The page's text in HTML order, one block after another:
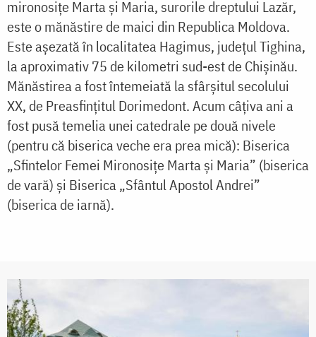
mironosițe Marta și Maria, surorile dreptului Lazăr,
este o mănăstire de maici din Republica Moldova.
Este așezată în localitatea Hagimus, județul Tighina,
la aproximativ 75 de kilometri sud-est de Chișinău.
Mănăstirea a fost întemeiată la sfârșitul secolului
XX, de Preasfințitul Dorimedont. Acum câțiva ani a
fost pusă temelia unei catedrale pe două nivele
(pentru că biserica veche era prea mică): Biserica
„Sfintelor Femei Mironosițe Marta și Maria” (biserica
de vară) și Biserica „Sfântul Apostol Andrei”
(biserica de iarnă).